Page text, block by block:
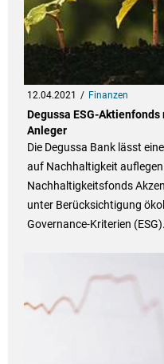
12.04.2021 Finanzen
Degussa ESG-
Anleger
Die Degussa Bank lässt
auf Nachhaltigkeit
Nachhaltigkeitsfonds
unter Berücksichtigung
Governance-Kriterien (ESG).